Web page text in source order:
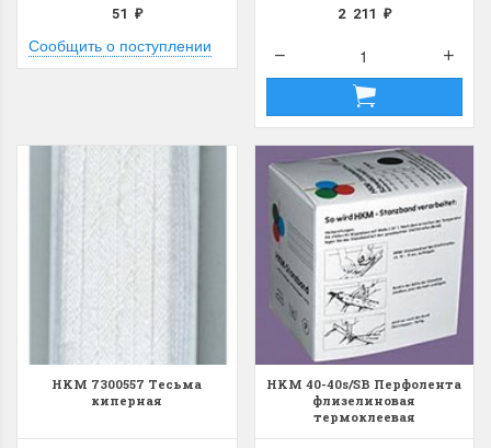
(Ива-лебедь)
Хороший набор
Отличный набор, канва,
1 апреля 2026 14:55
13648USA
Bear and
(Белый
с
Красивый
Очень красивый
раритетный
комплектация
Ларина
1 апреля 2026
51₽
Сообщить о поступлении
2 211₽
HKM 7300557 Тесьма
киперная
HKM 40-40s/SB Перфолента
флизелиновая
термоклеевая